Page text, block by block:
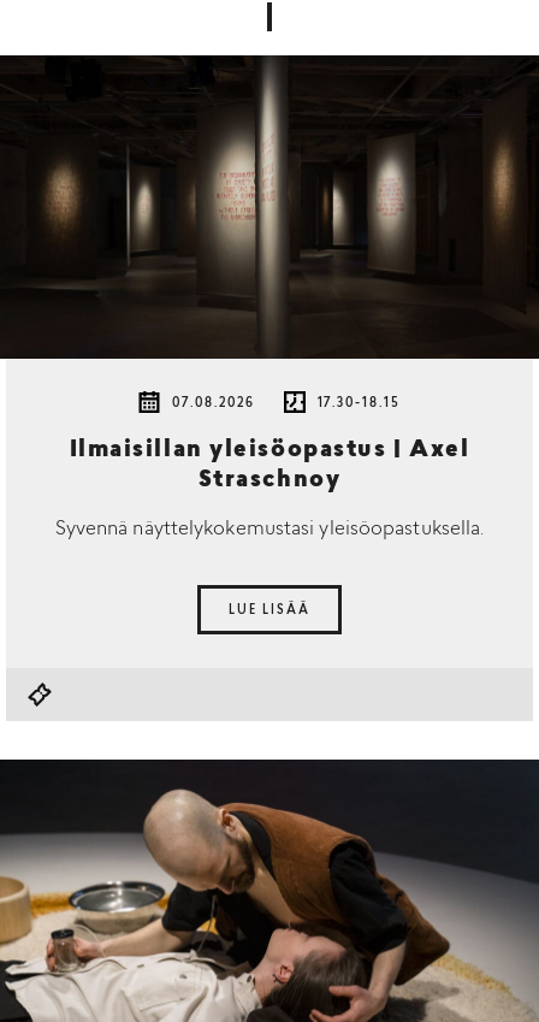
07.08.2026 17.30-18.15
Ilmaisillan yleisöopastus | Axel
Straschnoy
Syvennä näyttelykokemustasi yleisöopastuksella.
LUE LISÄÄ